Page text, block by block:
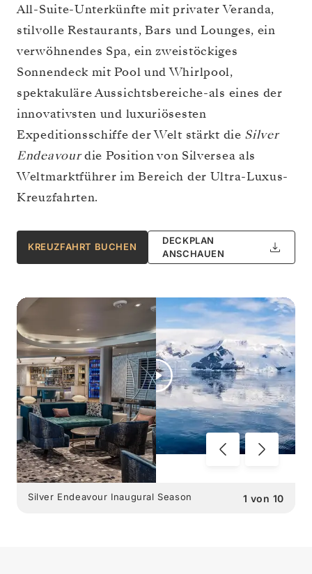
All-Suite-Unterkünfte mit privater Veranda,
stilvolle Restaurants, Bars und Lounges, ein
verwöhnendes Spa, ein zweistöckiges
Sonnendeck mit Pool und Whirlpool,
spektakuläre Aussichtsbereiche-als eines der
innovativsten und luxuriösesten
Expeditionsschiffe der Welt stärkt die Silver
Endeavourdie Position von Silversea als
Weltmarktführer im Bereich der Ultra-Luxus-
Kreuzfahrten.
KREUZFAHRT BUCHEN
DECKPLAN
ANSCHAUEN
1 von 10
Silver Endeavour Inaugural Season